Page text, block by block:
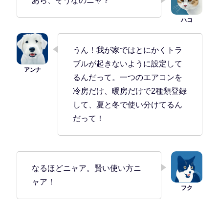
うん！我が家ではとにかくトラ
ブルが起きないように設定して
るんだって。一つのエアコンを
冷房だけ、暖房だけで2種類登録
して、夏と冬で使い分けてるん
だって！
なるほどニャア。賢い使い方ニ
ャア！